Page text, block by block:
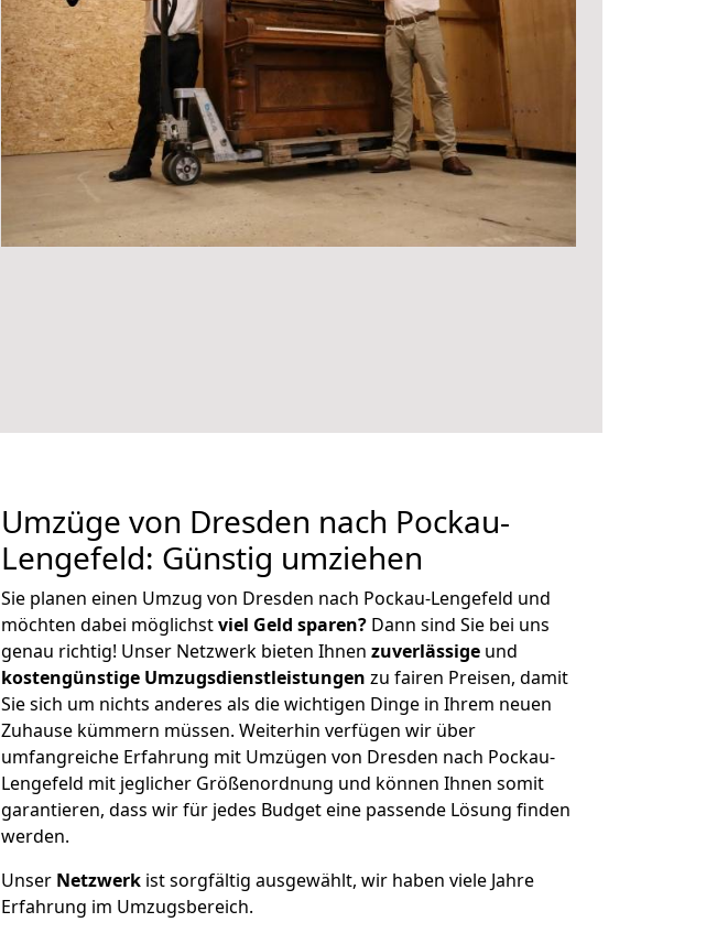
Umzüge von Dresden nach Pockau-
Lengefeld: Günstig umziehen
Sie planen einen Umzug von Dresden nach Pockau-Lengefeld und
möchten dabei möglichstviel Geld sparen? Dann sind Sie bei uns
genau richtig! Unser Netzwerk bieten Ihnen zuverlässige und
kostengünstige Umzugsdienstleistungen zu fairen Preisen, damit
Sie sich um nichts anderes als die wichtigen Dinge in Ihrem neuen
Zuhause kümmern müssen. Weiterhin verfügen wir über
umfangreiche Erfahrung mit Umzügen von Dresden nach Pockau-
Lengefeld mit jeglicher Größenordnung und können Ihnen somit
garantieren, dass wir für jedes Budget eine passende Lösung finden
werden.
Unser Netzwerk ist sorgfältig ausgewählt, wir haben viele Jahre
Erfahrung im Umzugsbereich.